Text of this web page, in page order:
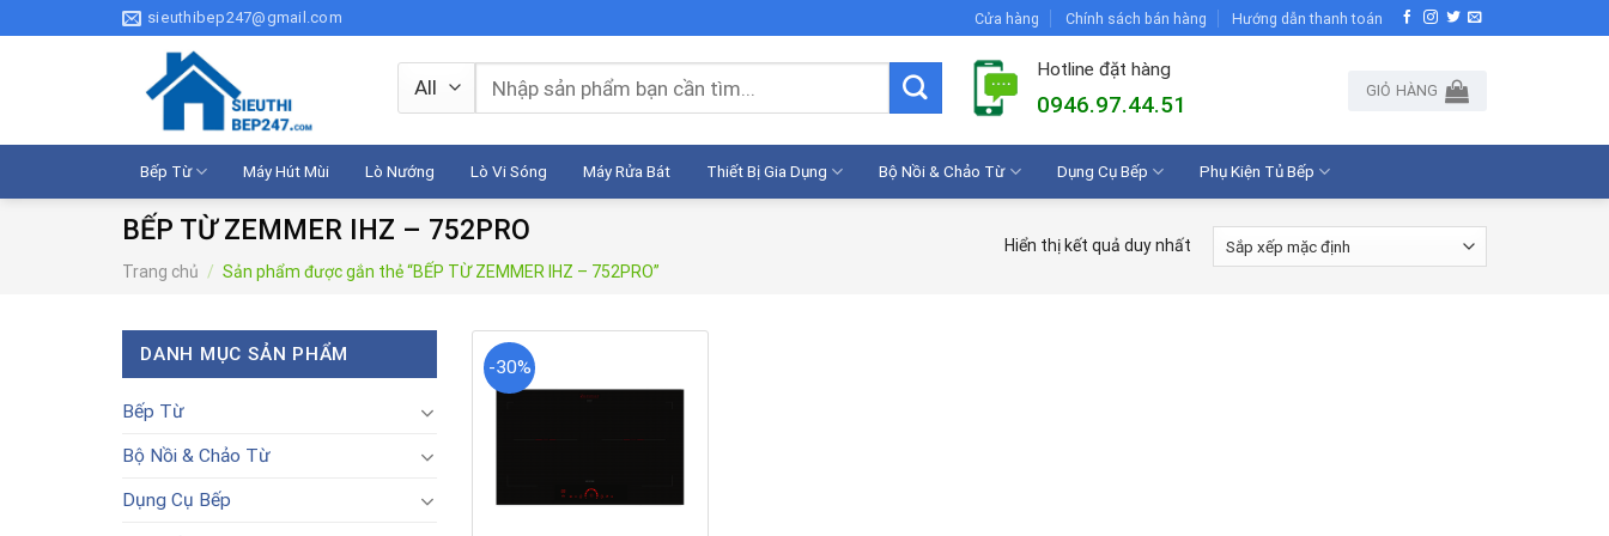
to
sieuthibep247@gmail.com Cửa hàng Chính sách bán hàng Hướng dẫn thanh toán
Tìm
kiếm:
Hotline đặt hàng
0946.97.44.51
GIỎ HÀNG
Bếp Từ Máy Hút Mùi Lò Nướng Lò Vi Sóng Máy Rửa Bát Thiết Bị Gia Dụng Bộ Nồi & Chảo Từ Dụng Cụ Bếp Phụ Kiện Tủ Bếp
BẾP TỪ ZEMMER IHZ – 752PRO
Trang chủ / Sản phẩm được gắn thẻ “BẾP TỪ ZEMMER IHZ – 752PRO”
Hiển thị kết quả duy nhất
DANH MỤC SẢN PHẨM
Bếp Từ
Bộ Nồi & Chảo Từ
Dụng Cụ Bếp
-30%